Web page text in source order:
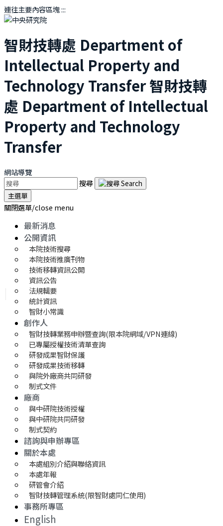
連往主要內容區塊:::
智財技轉處 Department of
Intellectual Property and
Technology Transfer智財技轉
處 Department of Intellectual
Property and Technology
Transfer
網站導覽
搜尋
主選單
關閉選單/close menu
最新消息
公開資訊
本院技術搜尋
本院技術推廣刊物
技術移轉資訊公開
資訊公告
法規輯要
統計資訊
智財小常識
創作人
智財技轉業務申辦暨查詢(限本院網域/VPN連線)
已專屬授權技術清單查詢
研發成果智財保護
研發成果技術移轉
與院外廠商共同研發
制式文件
廠商
與中研院技術授權
與中研院共同研發
制式契約
諮詢與申辦專區
關於本處
本處組別介紹與聯絡資訊
本處年報
研管會介紹
智財技轉管理系統(限智財處同仁使用)
事務所專區
English